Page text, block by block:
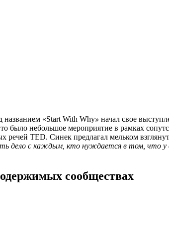
названием «Start With Why» начал свое
было небольшое мероприятие в рамках
речей TED. Синек предлагал мельком
дело с каждым, кто нуждается в том, что у
сообществах